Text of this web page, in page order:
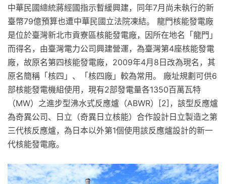
中華民國總統蔣經國指示暫緩興建，同年7月尚未執行的新
臺幣79億預算也遭中華民國立法院凍結。 龍門核能發電廠
是位於臺灣新北市貢寮區核能發電廠，因所在地名「龍門」
而得名，由臺灣電力公司興建營運，為臺灣第4座核能發電
廠，故原名第四核能發電廠，2009年4月8日改為現名，其
原名簡稱「核四」、「核四廠」較為常用。 廠址規劃可供6
部核能發電機組使用，現有2部發電量各1350百萬瓦特
（MW）之進步型沸水式反應爐（ABWR）[2]，該型反應爐
為奇異公司、日立（奇異日立核能）合作設計日立製造之第
三代核反應爐，為日本以外第1個使用該反應爐設計的新一
代核能發電廠。